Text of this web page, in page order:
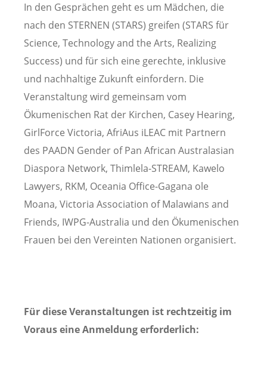
In den Gesprächen geht es um Mädchen, die
nach den STERNEN (STARS) greifen (STARS für
Science, Technology and the Arts, Realizing
Success) und für sich eine gerechte, inklusive
und nachhaltige Zukunft einfordern. Die
Veranstaltung wird gemeinsam vom
Ökumenischen Rat der Kirchen, Casey Hearing,
GirlForce Victoria, AfriAus iLEAC mit Partnern
des PAADN Gender of Pan African Australasian
Diaspora Network, Thimlela-STREAM, Kawelo
Lawyers, RKM, Oceania Office-Gagana ole
Moana, Victoria Association of Malawians and
Friends, IWPG-Australia und den Ökumenischen
Frauen bei den Vereinten Nationen organisiert.
Für diese Veranstaltungen ist rechtzeitig im
Voraus eine Anmeldung erforderlich: